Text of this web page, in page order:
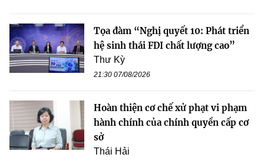
Tọa đàm “Nghị quyết 10: Phát triển
hệ sinh thái FDI chất lượng cao”
Thư Kỳ
21:30 07/08/2026
Hoàn thiện cơ chế xử phạt vi phạm
hành chính của chính quyền cấp cơ
sở
Thái Hải